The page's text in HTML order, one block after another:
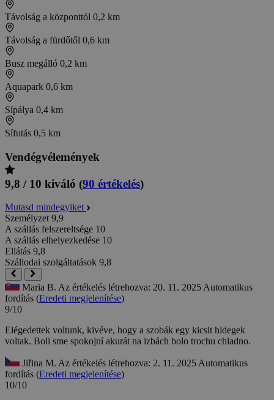
Távolság a központtól 0,2 km
Távolság a fürdőtől 0,6 km
Busz megálló 0,2 km
Aquapark 0,6 km
Sípálya 0,4 km
Sífutás 0,5 km
Vendégvélemények
9,8 / 10 kiváló (90 értékelés)
Mutasd mindegyiket
Személyzet 9,9
A szállás felszereltsége 10
A szállás elhelyezkedése 10
Ellátás 9,8
Szállodai szolgáltatások 9,8
Maria B. Az értékelés létrehozva: 20. 11. 2025 Automatikus
fordítás (Eredeti megjelenítése)
9/10
Elégedettek voltunk, kivéve, hogy a szobák egy kicsit hidegek
voltak. Boli sme spokojní akurát na izbách bolo trochu chladno.
Jiřina M. Az értékelés létrehozva: 2. 11. 2025 Automatikus
fordítás (Eredeti megjelenítése)
10/10